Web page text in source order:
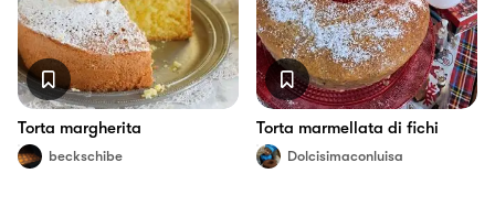
Torta margherita
beckschibe
Torta marmellata di fichi
Dolcisimaconluisa